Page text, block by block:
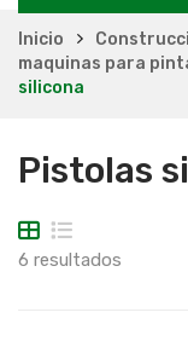
Inicio
maquinas para
silicona
Pistolas
6 resultados